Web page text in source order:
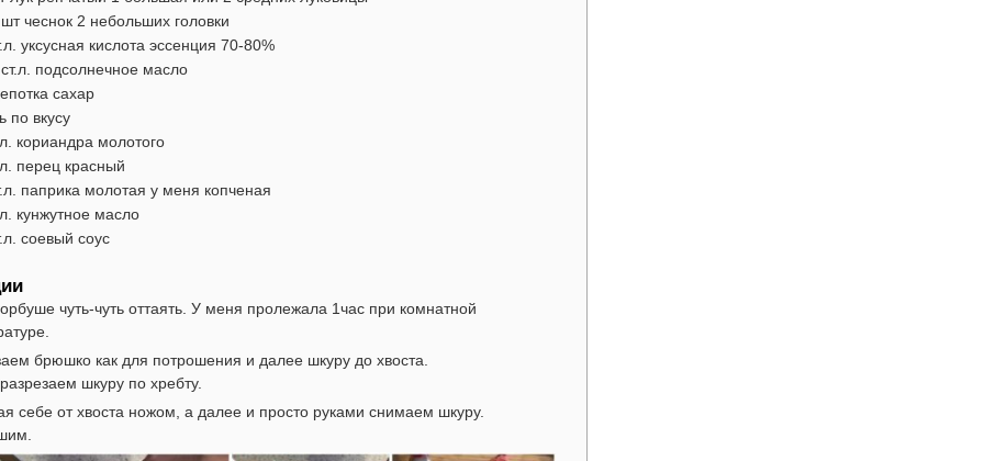
шт чеснок 2 небольших головки
уксусная кислота эссенция 70-80%
ст.л. подсолнечное масло
сахар
по вкусу
кориандра молотого
перец красный
паприка молотая у меня копченая
кунжутное масло
соевый соус
чуть-чуть оттаять. У меня пролежала 1час при комнатной
брюшко как для потрошения и далее шкуру до хвоста.
шкуру по хребту.
себе от хвоста ножом, а далее и просто руками снимаем шкуру.